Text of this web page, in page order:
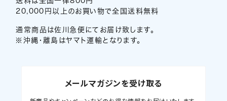
20,000円以上のお買い物で全国送料無料
通常商品は佐川急便にてお届け致します。
※沖縄・離島はヤマト運輸となります。
メールマガジンを受け取る